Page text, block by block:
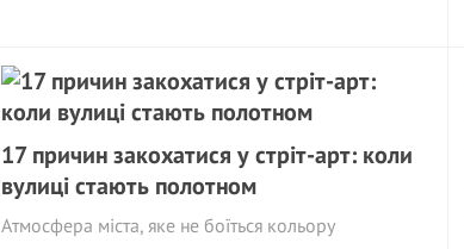
17 причин закохатися у стріт-арт: коли
вулиці стають полотном
Атмосфера міста, яке не боїться кольору